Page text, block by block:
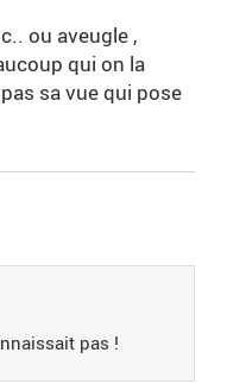
ou aveugle ,
qui on la
sa vue qui pose
pas !